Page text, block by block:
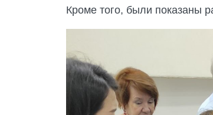
Кроме того, были показаны